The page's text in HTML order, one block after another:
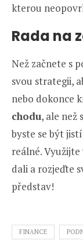
kterou
Rada na
Než začnete s
svou strategii,
nebo dokonce
chodu, ale než
byste se být
reálné.
dali a rozjeďte
představ!
FINANCE